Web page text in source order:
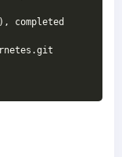
completed